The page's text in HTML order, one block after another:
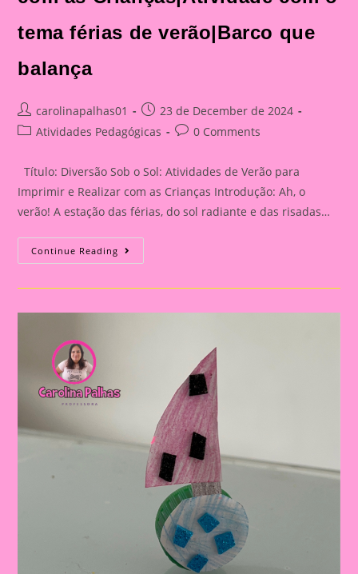
tema férias de verão|Barco que
balança
Post
author:
carolinapalhas01
Post
published:
23 de December de 2024
PostAtividades Pedagógicas
Post0 Comments
Título: Diversão Sob o Sol: Atividades de Verão para
Imprimir e Realizar com as Crianças Introdução: Ah, o
verão! A estação das férias, do sol radiante e das risadas…
Continue Reading Diversão
Sob
Verão
Crianças|Atividade
Férias
Verão|Barco
Balança